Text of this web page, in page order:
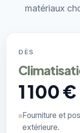
matériaux
DÈS
1 100
Fourniture et
extérieure.